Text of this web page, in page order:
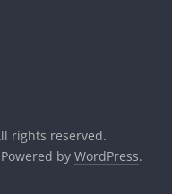
rights reserved.
by WordPress.